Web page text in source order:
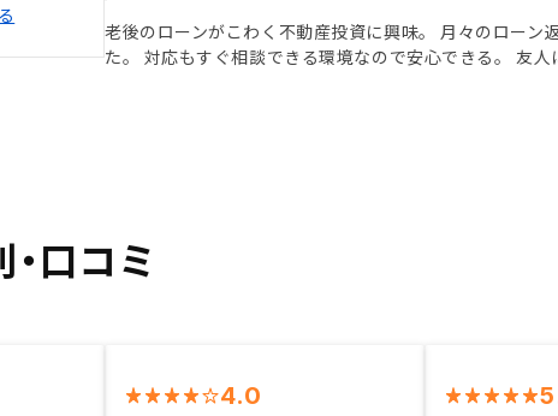
老後のローンがこわく不動産投資に興味。 月々のロー
た。 対応もすぐ相談できる環境なので安心できる。 友人
口コミ
4.0